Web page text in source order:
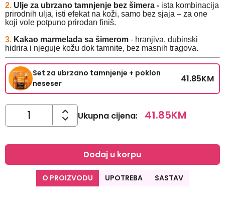
2. Ulje za ubrzano tamnjenje bez šimera - ista kombinacija
prirodnih ulja, isti efekat na koži, samo bez sjaja – za one
koji vole potpuno prirodan finiš.
3. Kakao marmelada sa šimerom - hranjiva, dubinski
hidrira i njeguje kožu dok tamnite, bez masnih tragova.
Set za ubrzano tamnjenje + poklon
neseser
41.85KM
Ukupna cijena: 41.85KM
Dodaj u korpu
O PROIZVODU UPOTREBA SASTAV